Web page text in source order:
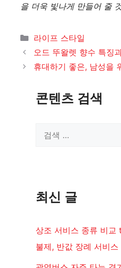
을 더욱 빛나게 만들어 줄
카
테
리
라이프 스타일
오드 뚜왈렛 향수 특징
휴대하기 좋은, 남성을
콘텐츠 검색
최신 글
상조 서비스 종류 비
불제, 반값 장례 서비스